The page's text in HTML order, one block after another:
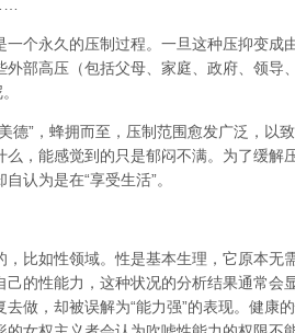
一个永久的压制过程。一旦这种压抑变成
部高压（包括父母、家庭、政府、领导
美德” ，蜂拥而至，压制范围愈发广泛，以
，能感觉到的只是郁闷不满。为了缓解
自认为是在“享受生活”。
比如性领域。性是基本生理，它原本无
的性能力，这种状况的分析结果通常会
去做，却被误解为“能力强”的表现。健康